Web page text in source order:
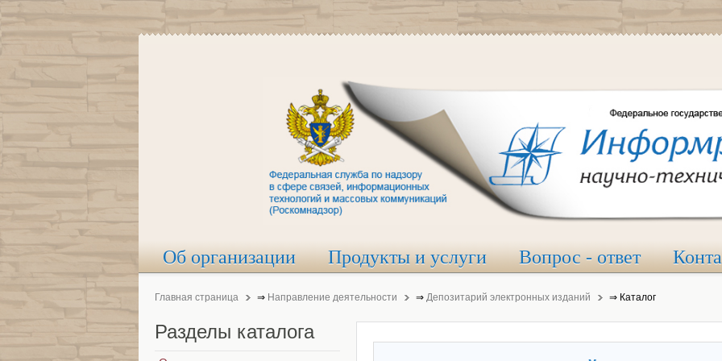
Об организации Продукты и услуги Вопрос - ответ
Главная страница ⇒ Направление деятельности ⇒ Депозитарий электронных изданий ⇒ Каталог
Разделы каталога